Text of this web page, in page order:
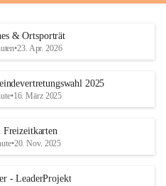
& Ortsporträt
•23. Apr. 2026
2025
•16. März 2025
Freizeitkarten
•20. Nov. 2025
- LeaderProjekt